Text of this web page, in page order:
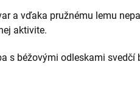
a vďaka pružnému lemu
aktivite.
s béžovými odleskami svedčí